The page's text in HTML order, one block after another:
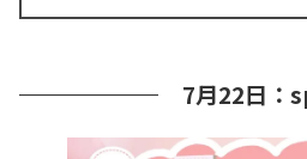
7月22日：